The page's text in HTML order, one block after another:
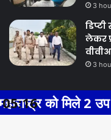
3
लेकर
3
Facebook Twitter
उप मुख्यमंत्री,
05:16